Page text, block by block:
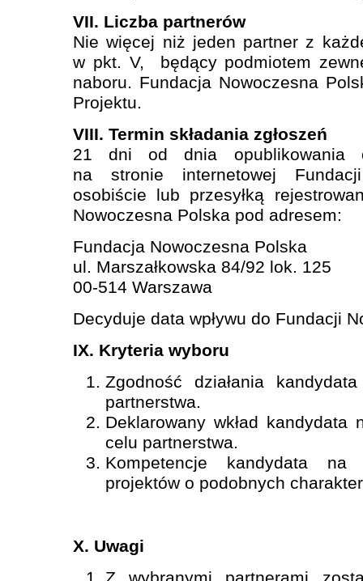
VII. Liczba partnerów
Nie więcej niż jeden partner z
w pkt. V, będący podmiotem
naboru. Fundacja Nowoczesna
Projektu.
VIII. Termin składania zgłoszeń
21 dni od dnia opublikowania
na stronie internetowej
osobiście lub przesyłką
Nowoczesna Polska pod adresem:
Fundacja Nowoczesna Polska
ul. Marszałkowska 84/92 lok. 125
00-514 Warszawa
Decyduje data wpływu do Fundacji
IX. Kryteria wyboru
Zgodność działania
partnerstwa.
Deklarowany wkład kandydata
celu partnerstwa.
Kompetencje kandydata
projektów o podobnych
X. Uwagi
Z wybranymi partnerami